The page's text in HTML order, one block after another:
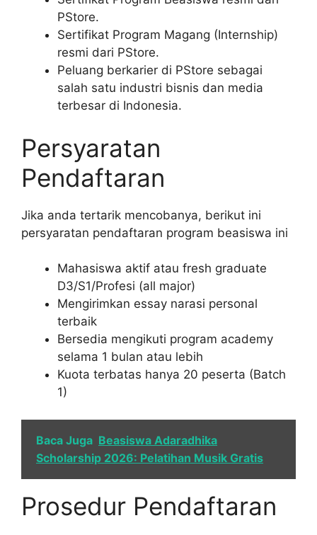
PStore.
Sertifikat Program Magang (Internship)
resmi dari PStore.
Peluang berkarier di PStore sebagai
salah satu industri bisnis dan media
terbesar di Indonesia.
Persyaratan
Pendaftaran
Jika anda tertarik mencobanya, berikut ini
persyaratan pendaftaran program beasiswa ini
Mahasiswa aktif atau fresh graduate
D3/S1/Profesi (all major)
Mengirimkan essay narasi personal
terbaik
Bersedia mengikuti program academy
selama 1 bulan atau lebih
Kuota terbatas hanya 20 peserta (Batch
1)
Baca Juga Beasiswa Adaradhika
Scholarship 2026: Pelatihan Musik Gratis
Prosedur Pendaftaran